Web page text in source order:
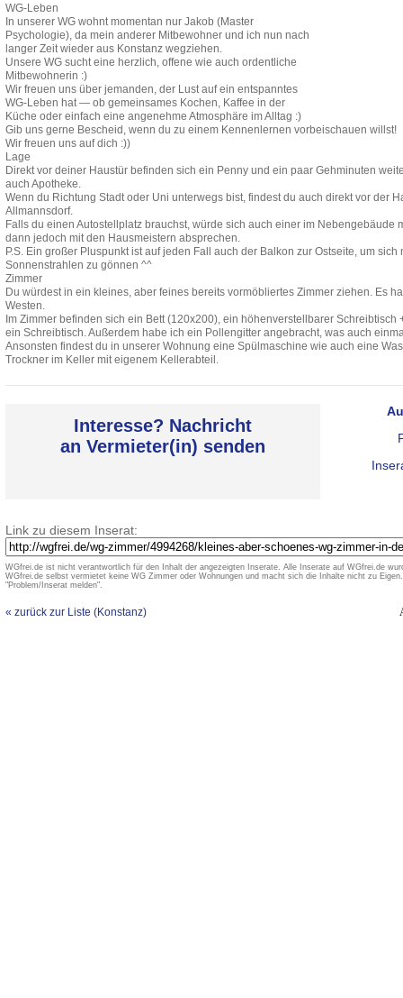
WG-Leben
In unserer WG wohnt momentan nur Jakob (Master
Psychologie), da mein anderer Mitbewohner und ich nun nach
langer Zeit wieder aus Konstanz wegziehen.
Unsere WG sucht eine herzlich, offene wie auch ordentliche
Mitbewohnerin :)
Wir freuen uns über jemanden, der Lust auf ein entspanntes
WG-Leben hat — ob gemeinsames Kochen, Kaffee in der
Küche oder einfach eine angenehme Atmosphäre im Alltag :)
Gib uns gerne Bescheid, wenn du zu einem Kennenlernen vorbeischauen willst!
Wir freuen uns auf dich :))
Lage
Direkt vor deiner Haustür befinden sich ein Penny und ein paar Gehminuten
auch Apotheke.
Wenn du Richtung Stadt oder Uni unterwegs bist, findest du auch direkt vor der
Allmannsdorf.
Falls du einen Autostellplatz brauchst, würde sich auch einer im Nebengebäude
dann jedoch mit den Hausmeistern absprechen.
P.S. Ein großer Pluspunkt ist auf jeden Fall auch der Balkon zur Ostseite, um sich
Sonnenstrahlen zu gönnen ^^
Zimmer
Du würdest in ein kleines, aber feines bereits vormöbliertes Zimmer ziehen. Es
Westen.
Im Zimmer befinden sich ein Bett (120x200), ein höhenverstellbarer Schreibtisch
ein Schreibtisch. Außerdem habe ich ein Pollengitter angebracht, was auch
Ansonsten findest du in unserer Wohnung eine Spülmaschine wie auch eine
Trockner im Keller mit eigenem Kellerabteil.
Interesse? Nachricht
an Vermieter(in) senden
Link zu diesem Inserat:
WGfrei.de ist nicht verantwortlich für den Inhalt der angezeigten Inserate. Alle Inserate auf WGfrei.de
WGfrei.de selbst vermietet keine WG Zimmer oder Wohnungen und macht sich die Inhalte nicht zu
"Problem/Inserat melden".
« zurück zur Liste (Konstanz)